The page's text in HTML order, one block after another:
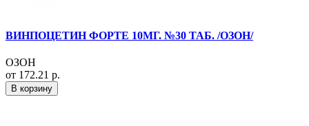
ВИНПОЦЕТИН ФОРТЕ 10МГ. №30 ТАБ. /ОЗОН/
ОЗОН
от 172.21 р.
В корзину